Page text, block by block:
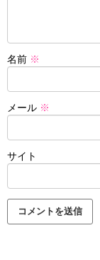
名前 ※
メール ※
サイト